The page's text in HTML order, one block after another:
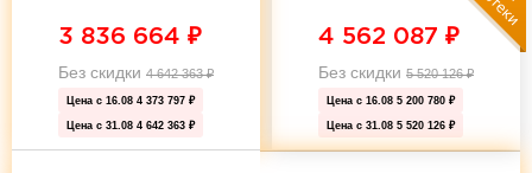
3 836 664 ₽
Без скидки 4 642 363₽
Цена с 16.08 4 373 797 ₽
Цена с 31.08 4 642 363 ₽
4 562 087 ₽
Без скидки 5 520 126₽
Цена с 16.08 5 200 780 ₽
Цена с 31.08 5 520 126 ₽